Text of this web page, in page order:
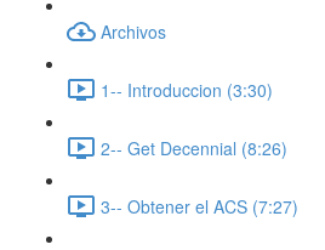
Archivos
1-- Introduccion (3:30)
2-- Get Decennial (8:26)
3-- Obtener el ACS (7:27)